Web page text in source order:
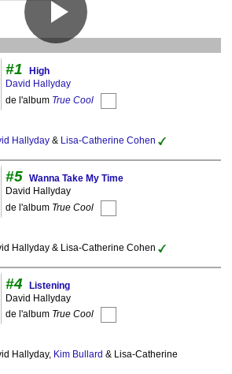
#1
High
David Hallyday
de l'album True Cool
Hallyday & Lisa-Catherine Cohen
#5 Wanna Take My Time
David Hallyday
de l'album True Cool
Hallyday & Lisa-Catherine Cohen
#4 Listening
David Hallyday
de l'album True Cool
Hallyday, Kim Bullard & Lisa-Catherine